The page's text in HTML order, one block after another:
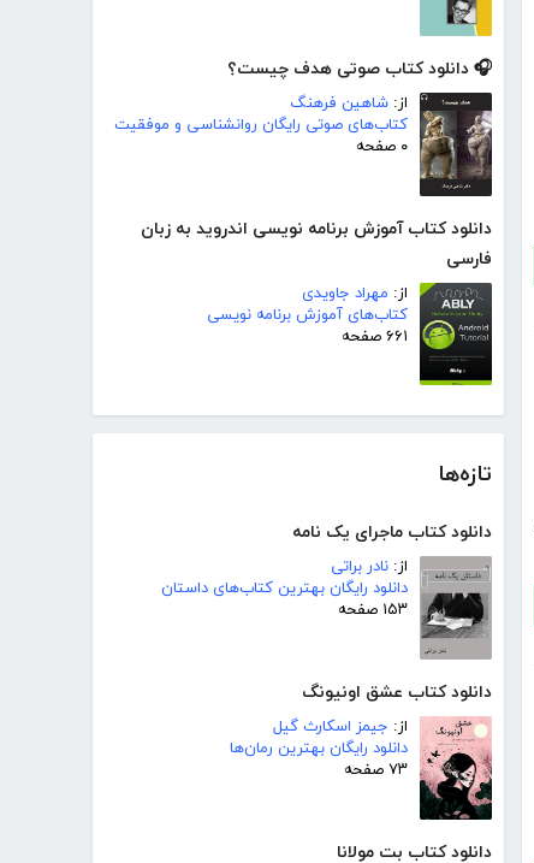
🎧 دانلود کتاب صوتی هدف چیست؟
از: شاهین فرهنگ
کتاب‌های صوتی رایگان روانشناسی و موفقیت
۰ صفحه
دانلود کتاب آموزش برنامه نویسی اندروید به زبان
فارسی
از: مهراد جاویدی
کتاب‌های آموزش برنامه نویسی
۶۶۱ صفحه
تازه‌ها
دانلود کتاب ماجرای یک نامه
از: نادر براتی
دانلود رایگان بهترین کتاب‌های داستان
۱۵۳ صفحه
دانلود کتاب عشق اونیونگ
از: جیمز اسکارث گیل
دانلود رایگان بهترین رمان‌ها
۷۳ صفحه
دانلود کتاب بت مولانا